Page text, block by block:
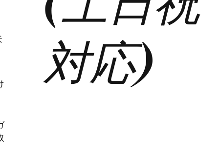
対応)